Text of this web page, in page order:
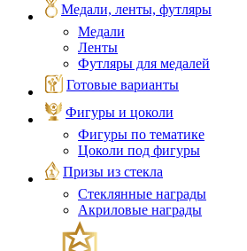
Медали, ленты, футляры
Медали
Ленты
Футляры для медалей
Готовые варианты
Фигуры и цоколи
Фигуры по тематике
Цоколи под фигуры
Призы из стекла
Стеклянные награды
Акриловые награды